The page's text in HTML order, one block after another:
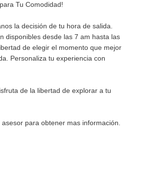
Tu Comodidad!
la decisión de tu hora de salida.
disponibles desde las 7 am hasta las
de elegir el momento que mejor
Personaliza tu experiencia con
de la libertad de explorar a tu
para obtener mas información.